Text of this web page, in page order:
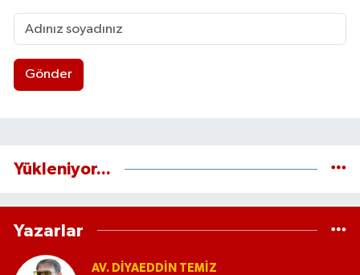
Gönder
Yükleniyor...
Yazarlar
AV. DIYAEDDIN TEMIZ